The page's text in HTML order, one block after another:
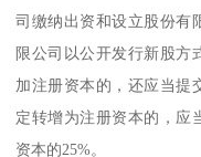
司缴纳出资和设立股份有
限公司以公开发行新股方
加注册资本的，还应当提
定转增为注册资本的，应
资本的25%。